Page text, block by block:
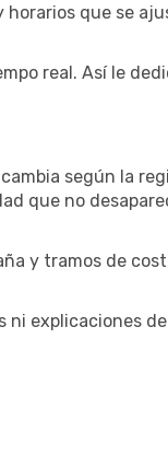
horarios que se
real. Así le
según la
que no
y tramos de
ni explicaciones